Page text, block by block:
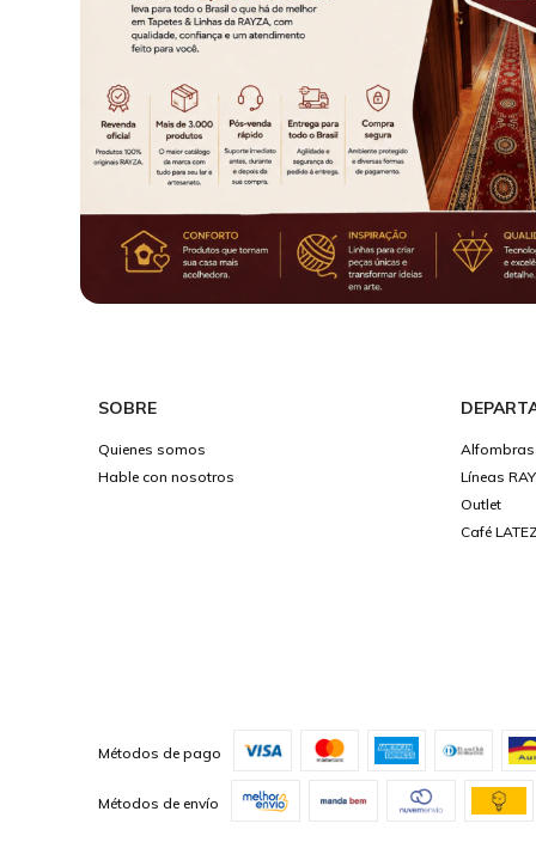
SOBRE
Quienes somos
Hable con nosotros
Alfombras
Líneas
Outlet
Café
Métodos de pago
Métodos de envío